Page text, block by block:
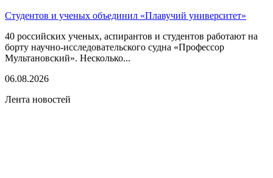
Студентов и ученых объединил «Плавучий университет»
40 российских ученых, аспирантов и студентов работают на
борту научно-исследовательского судна «Профессор
Мультановский». Несколько...
06.08.2026
Лента новостей